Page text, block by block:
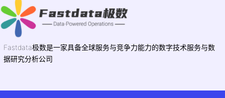
Fastdata极数是一家具备全球服务与竞争力能力的数字技术服务与数
据研究分析公司